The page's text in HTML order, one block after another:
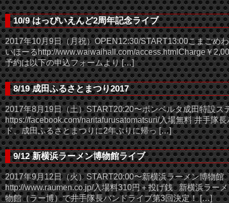
10/9 はっぴいえんど2周年記念ライブ
2017年10月9日（月祝）OPEN12:30/START13:00こまごめ
いほーるhttp://www.waiwaihall.com/access.htmlCharge￥
予約は以下の申込フォームより […]
8/19 成田ふるさとまつり2017
2017年8月19日（土）START20:20〜ボンベルタ成田特設ス
https://facebook.com/naritafurusatomatsuri/入場無料 井手隊長
ド、成田ふるさとまつりに2年ぶりに帰っ […]
9/12 新横浜ラーメン博物館ライブ
2017年9月12日（火）START20:00〜新横浜ラーメン博物館
http://www.raumen.co.jp/入場料310円＋投げ銭 新横浜ラー
物館（ラー博）で井手隊長バンドライブ第3回決定！ […]